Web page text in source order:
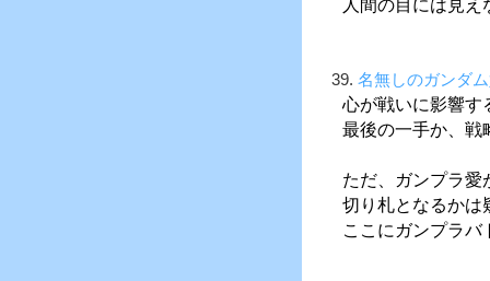
39. 名無しのガンダ
心が戦いに影響す
最後の一手か、戦
ただ、ガンプラ愛
切り札となるかは
ここにガンプラ